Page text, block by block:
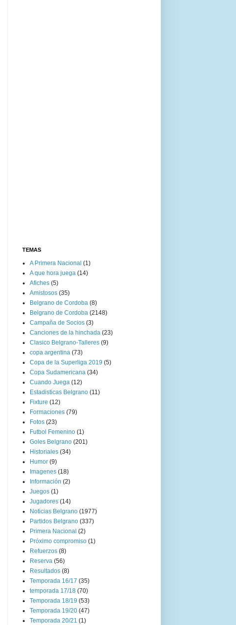
TEMAS
A Primera Nacional (1)
A que hora juega (14)
Afiches (5)
Amistosos (35)
Belgrano de Cordoba (8)
Belgrano de Cordoba (2148)
Campaña de Socios (3)
Canciones de la hinchada (23)
Clasico Belgrano-Talleres (9)
copa argentina (73)
Copa de la Superliga 2019 (5)
Copa Sudamericana (34)
Cuando Juega (12)
Estadisticas Belgrano (11)
Fixture (12)
Formaciones (79)
Fotos (23)
Futbol Femenino (1)
Goles Belgrano (201)
Historiales (34)
Humor (9)
Imagenes (18)
Información (2)
Juegos (1)
Jugadores (14)
Noticias Belgrano (1977)
Partidos Belgrano (337)
Primera Nacional (2)
Próximo compromiso (1)
Refuerzos (8)
Reserva (56)
Resultados (8)
Temporada 16/17 (35)
temporada 17/18 (70)
Temporada 18/19 (53)
Temporada 19/20 (47)
Temporada 20/21 (1)